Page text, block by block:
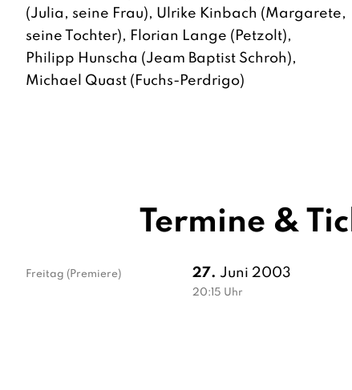
(Julia, seine Frau), Ulrike Kinbach (Margarete,
seine Tochter), Florian Lange (Petzolt),
Philipp Hunscha (Jeam Baptist Schroh),
Michael Quast (Fuchs-Perdrigo)
Termine &
Freitag (Premiere) 27. Juni 2003
20:15 Uhr